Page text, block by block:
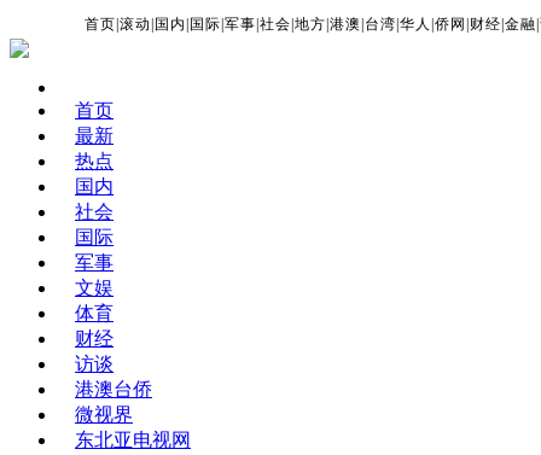
首页 |滚动 国内 国际 |军事 |社会 |地方 |港澳 台湾 |华人 |侨网 财经 |金融 |
首页
最新
热点
国内
社会
国际
军事
文娱
体育
财经
访谈
港澳台侨
微视界
东北亚电视网